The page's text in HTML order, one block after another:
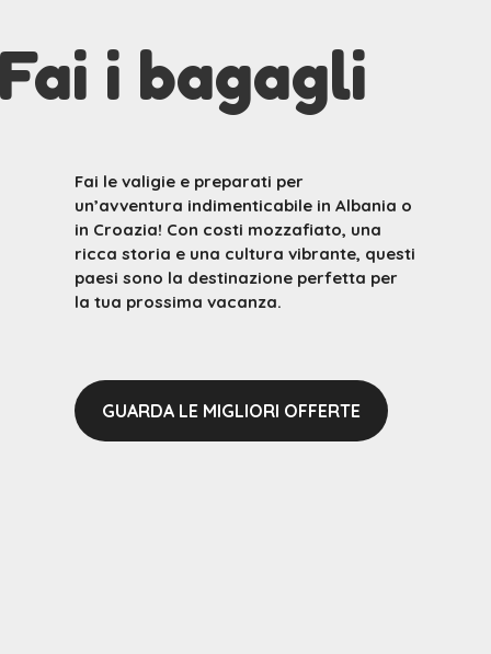
i bagagli
Fai le valigie e preparati per
un’avventura indimenticabile in Albania o
in Croazia! Con costi mozzafiato, una
ricca storia e una cultura vibrante, questi
paesi sono la destinazione perfetta per
la tua prossima vacanza.
GUARDA LE MIGLIORI OFFERTE